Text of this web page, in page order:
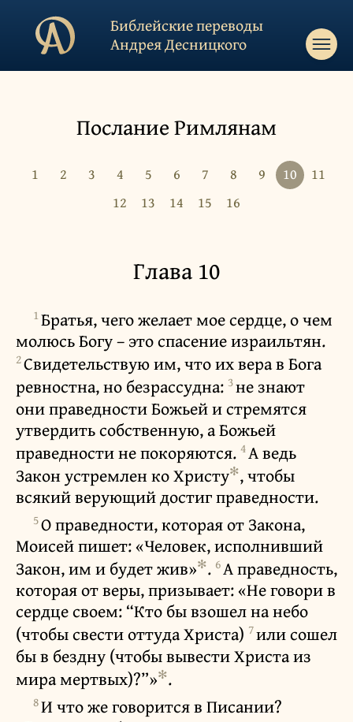
Библейские переводы
Андрея Десницкого
Послание Римлянам
1 2 3 4 5 6 7 8 9 10
11
12
13 14 15 16
Глава 10
1Братья, чего желает мое сердце, о чем
молюсь Богу – это спасение израильтян.
2Свидетельствую им, что их вера в Бога
ревностна, но безрассудна: 3не знают
они праведности Божьей и стремятся
утвердить собственную, а Божьей
праведности не покоряются. 4А ведь
Закон устремлен ко Христу✻, чтобы
всякий верующий достиг праведности.
5О праведности, которая от Закона,
Моисей пишет: «Человек, исполнивший
Закон, им и будет жив»✻. 6А праведность,
которая от веры, призывает: «Не говори в
сердце своем: “Кто бы взошел на небо
(чтобы свести оттуда Христа) 7или сошел
бы в бездну (чтобы вывести Христа из
мира мертвых)?”»✻.
8И что же говорится в Писании?